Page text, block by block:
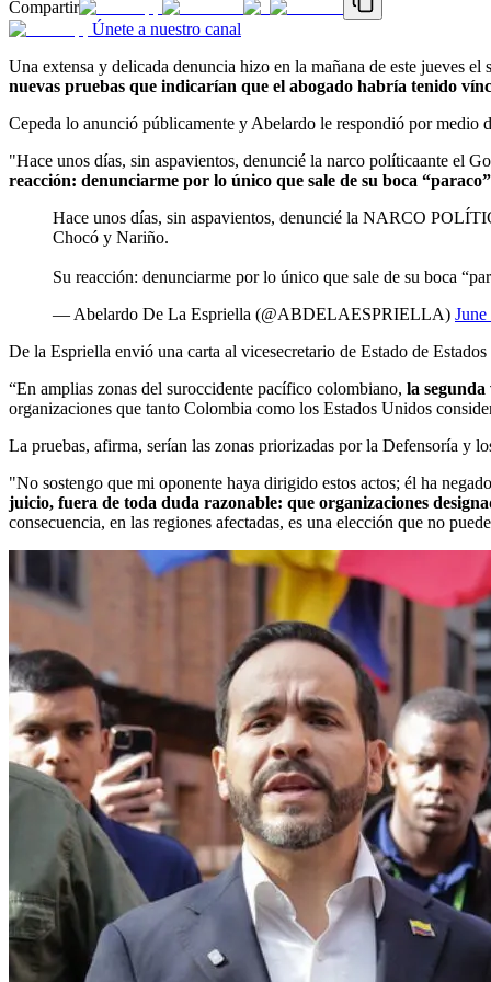
Compartir
Únete a nuestro canal
Una extensa y delicada denuncia hizo en la mañana de este jueves
nuevas pruebas que indicarían que el abogado habría tenido
Cepeda lo anunció públicamente y Abelardo le respondió por medio
"Hace unos días, sin aspavientos, denuncié la narco políticaante el
reacción: denunciarme por lo único que sale de su boca “paraco”
Hace unos días, sin aspavientos, denuncié la NARCO
Chocó y Nariño.
Su reacción: denunciarme por lo único que sale de su boca
— Abelardo De La Espriella (@ABDELAESPRIELLA)
De la Espriella envió una carta al vicesecretario de Estado de
“En amplias zonas del suroccidente pacífico colombiano, la
organizaciones que tanto Colombia como los Estados Unidos
La pruebas, afirma, serían las zonas priorizadas por la Defensoría y
"No sostengo que mi oponente haya dirigido estos actos; él ha
juicio, fuera de toda duda razonable: que organizaciones
consecuencia, en las regiones afectadas, es una elección que no